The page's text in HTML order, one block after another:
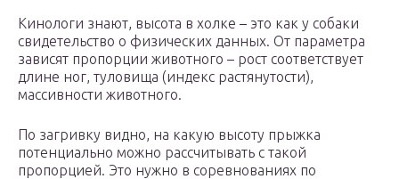
Кинологи знают, высота в холке – это как у собаки
свидетельство о физических данных. От параметра
зависят пропорции животного – рост соответствует
длине ног, туловища (индекс растянутости),
массивности животного.
По загривку видно, на какую высоту прыжка
потенциально можно рассчитывать с такой
пропорцией. Это нужно в соревнованиях по